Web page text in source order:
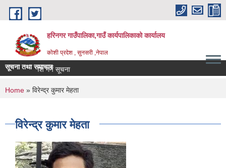
Skip to main content
हरिनगर गाउँपालिका,गाउँ कार्यपालिकाको कार्यालय
कोशी प्रदेश , सुनसरी ,नेपाल
सूचना तथा समाचार
You are here
Home » विरेन्द्र कुमार मेहता
विरेन्द्र कुमार मेहता